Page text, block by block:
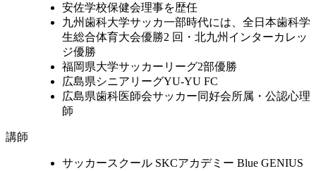
安佐学校保健会理事を歴任
九州歯科大学サッカ一部時代には、全日本歯科学
生総合体育大会優勝2 回・北九州インターカレッ
ジ優勝
福岡県大学サッカーリーグ2部優勝
広島県シニアリーグYU-YU FC
広島県歯科医師会サッカー同好会所属・公認心理
師
講師
サッカースクール SKCアカデミー Blue GENIUS